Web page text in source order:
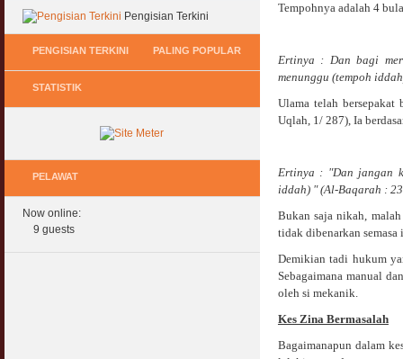
Tempohnya adalah 4
Ertinya : Dan bagi
menunggu (tempoh
Ulama telah bersepakat
Uqlah, 1/ 287), Ia
Ertinya : "Dan jangan
iddah) " (Al-Baqarah :
Bukan saja nikah,
tidak dibenarkan
Demikian tadi hukum
Sebagaimana manual
oleh si mekanik.
Kes Zina Bermasalah
Bagaimanapun dalam
Pengisian Terkini
PENGISIAN TERKINI PALING POPULAR
Keperluan GIG Ekonomi Semasa & Selepas
COVID & PKP
Pasca COVID, Bantu IKS Mikro Turunkan
Harga Iklan Media
Morarorium 6 Bulan Dikecualikan 'Accrued
Hukum Onani Lelaki & Wanita
07 February 2007
Facebook Dapat RM100
27 February 2010
Multi Level Marketing Menurut Shariah
08 April 2007
STATISTIK
PELAWAT
Now online:
9 guests